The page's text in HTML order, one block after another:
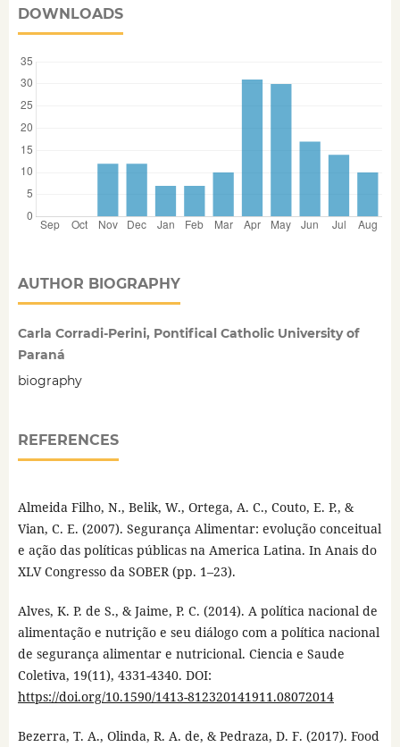
DOWNLOADS
AUTHOR BIOGRAPHY
Carla Corradi-Perini, Pontifical Catholic University of
Paraná
biography
REFERENCES
Almeida Filho, N., Belik, W., Ortega, A. C., Couto, E. P., &
Vian, C. E. (2007). Segurança Alimentar: evolução conceitual
e ação das políticas públicas na America Latina. In Anais do
XLV Congresso da SOBER (pp. 1–23).
Alves, K. P. de S., & Jaime, P. C. (2014). A política nacional de
alimentação e nutrição e seu diálogo com a política nacional
de segurança alimentar e nutricional. Ciencia e Saude
Coletiva, 19(11), 4331-4340. DOI:
https://doi.org/10.1590/1413-812320141911.08072014
Bezerra, T. A., Olinda, R. A. de, & Pedraza, D. F. (2017). Food